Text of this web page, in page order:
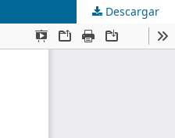
Descargar